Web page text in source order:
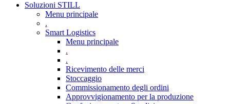
Soluzioni STILL
Menu principale
.
Smart Logistics
Menu principale
.
.
Ricevimento delle merci
Stoccaggio
Commissionamento degli ordini
Approvvigionamento per la produzione